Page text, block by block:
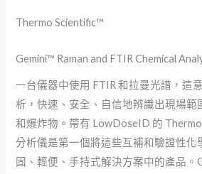
Thermo Scientific™
Gemini™ Raman and FTIR Chemical
一台儀器中使用 FTIR 和拉曼光譜，這
析，快速、安全、自信地辨識出現場範
和爆炸物。帶有 LowDoseID 的
分析儀是第一個將這些互補和驗證性化
固、輕便、手持式解決方案中的產品。